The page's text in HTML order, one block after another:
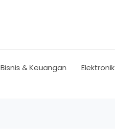
Bisnis & Keuangan Elektronik